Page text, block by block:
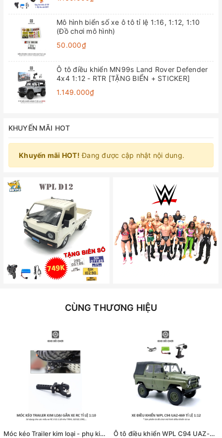
Mô hình biển số xe ô tô tỉ lệ 1:16, 1:12, 1:10
(Đồ chơi mô hình)
50.000₫
Ô tô điều khiển MN99s Land Rover Defender
4x4 1:12 - RTR [TẶNG BIỂN + STICKER]
1.149.000₫
KHUYẾN MÃI HOT
Khuyến mãi HOT! Đang được cập nhật nội dung.
CÙNG THƯƠNG HIỆU
Móc kéo Trailer kim loại - phụ kiện lắp cho xe RC tỉ lệ 1:10
Ô tô điều khiển WPL C94 UAZ-469 4x4 1:12 - RTR [TẶNG BIỂN + STICKER]